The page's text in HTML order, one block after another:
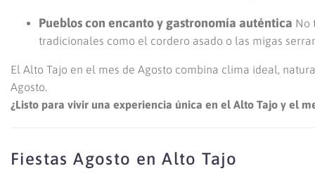
Pueblos con encanto y gastronomía auténtica No
tradicionales como el cordero asado o las migas
El Alto Tajo en el mes de Agosto combina clima ideal,
Agosto.
¿Listo para vivir una experiencia única en el Alto Tajo y el
Fiestas Agosto en Alto Tajo